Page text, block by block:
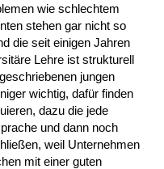
wie schlechtem
stehen gar nicht so
die seit einigen Jahren
Lehre ist strukturell
jungen
wichtig, dafür finden
dazu die jede
und dann noch
weil Unternehmen
mit einer guten